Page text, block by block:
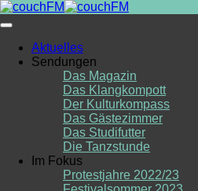
Skip
to
Aktuelles
Sendungen
Das Magazin
Das Klangkompott
Der Kulturkompass
Das Gästezimmer
Das Studifutter
Die Tanzstunde
Im Fokus
Protestjahre 2022/23